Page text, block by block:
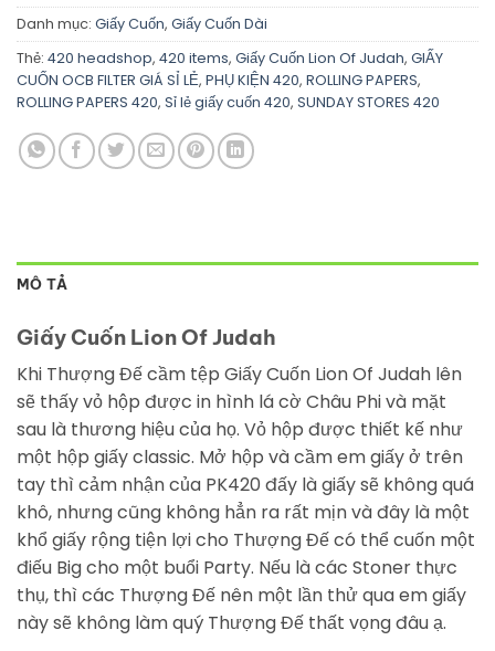
Danh mục: Giấy Cuốn, Giấy Cuốn Dài
Thẻ: 420 headshop, 420 items, Giấy Cuốn Lion Of Judah, GIẤY
CUỐN OCB FILTER GIÁ SỈ LẺ, PHỤ KIỆN 420, ROLLING PAPERS,
ROLLING PAPERS 420, Sỉ lẻ giấy cuốn 420, SUNDAY STORES 420
MÔ TẢ
Giấy Cuốn Lion Of Judah
Khi Thượng Đế cầm tệp Giấy Cuốn Lion Of Judah lên
sẽ thấy vỏ hộp được in hình lá cờ Châu Phi và mặt
sau là thương hiệu của họ. Vỏ hộp được thiết kế như
một hộp giấy classic. Mở hộp và cầm em giấy ở trên
tay thì cảm nhận của PK420 đấy là giấy sẽ không quá
khô, nhưng cũng không hẳn ra rất mịn và đây là một
khổ giấy rộng tiện lợi cho Thượng Đế có thể cuốn một
điếu Big cho một buổi Party. Nếu là các Stoner thực
thụ, thì các Thượng Đế nên một lần thử qua em giấy
này sẽ không làm quý Thượng Đế thất vọng đâu ạ.